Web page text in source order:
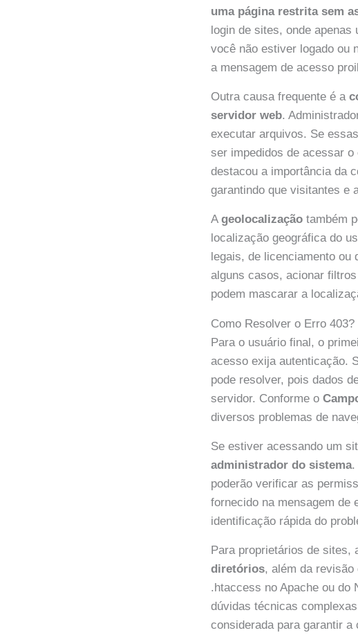
uma página restrita sem
login de sites, onde
você não estiver logado ou
a mensagem de acesso
Outra causa frequente é a
servidor web.
executar arquivos. Se
ser impedidos de acessar
destacou a importância da
garantindo que visitantes e
Ageolocalização também
localização geográfica do
legais, de licenciamento
alguns casos, acionar
podem mascarar a
Como Resolver o Erro 403?
Para o usuário final, o
acesso exija autenticação.
pode resolver, pois dados
servidor. Conforme o
diversos problemas de
Se estiver acessando um
administrador do sistema.
poderão verificar as
fornecido na mensagem de
identificação rápida do
Para proprietários de
diretórios, além da
.htaccess no Apache ou do
dúvidas técnicas
considerada para garantir